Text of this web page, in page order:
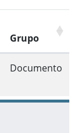
Grupo
Documento